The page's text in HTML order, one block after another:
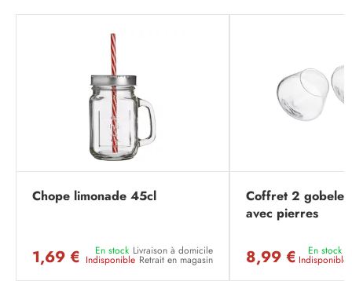
Chope limonade 45cl
1,69 € En stock Livraison à domicile
Indisponible Retrait en magasin
Coffret 2
avec pierres
8,99 € En stock
Indisponible